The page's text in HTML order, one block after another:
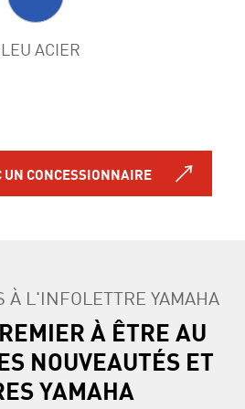
ACIER
UN CONCESSIONNAIRE
À L'INFOLETTRE YAMAHA
À ÊTRE AU
NOUVEAUTÉS ET
YAMAHA